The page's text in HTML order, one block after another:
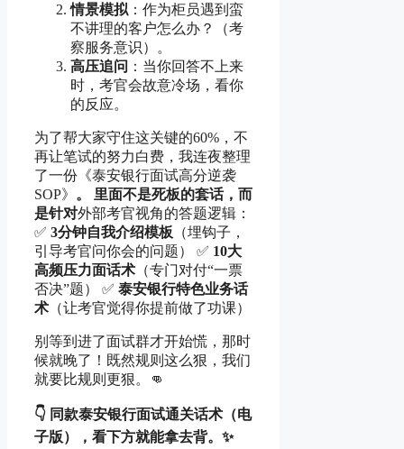
情景模拟：作为柜员遇到蛮
不讲理的客户怎么办？（考
察服务意识）。
高压追问 ：当你回答不上来
时，考官会故意冷场，看你
的反应。
为了帮大家守住这关键的60%，不
再让笔试的努力白费，我连夜整理
了一份《泰安银行面试高分逆袭
SOP》 。 里面不是死板的套话，而
是针对外部考官视角的答题逻辑：
✅ 3分钟自我介绍模板 （埋钩子，
引导考官问你会的问题） ✅ 10大
高频压力面话术 （专门对付“一票
否决”题） ✅ 泰安银行特色业务话
术 （让考官觉得你提前做了功课）
别等到进了面试群才开始慌，那时
候就晚了！既然规则这么狠，我们
就要比规则更狠。👊
👇 同款泰安银行面试通关话术（电
子版），看下方就能拿去背。✨